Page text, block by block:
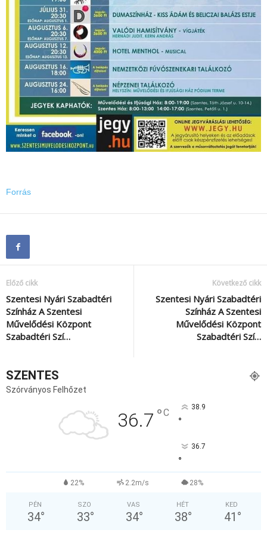
Forrás
Előző cikk
Szentesi Nyári Szabadtéri
Színház A Szentesi
Művelődési Központ
Szabadtéri Szí…
Következő cikk
Szentesi Nyári Szabadtéri
Színház A Szentesi
Művelődési Központ
Szabadtéri Szí…
SZENTES
Szórványos Felhőzet
36.7 °C 38.9
°
36.7
°
22% 2.2m/s 28%
PÉN
34°
SZO
33°
VAS
34°
HÉT
38°
KED
41 °